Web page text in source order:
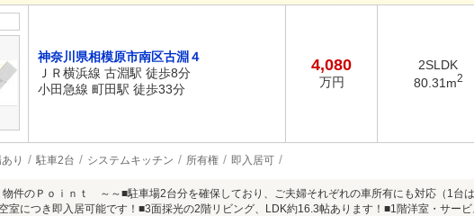
神奈川県相模原市南区古淵４
ＪＲ横浜線 古淵駅 徒歩8分
小田急線 町田駅 徒歩33分
4,080
万円
2SLDK
80.31m2
り 駐車2台 システムキッチン 所有権 即入居可
件のＰｏｉｎｔ ～～■駐車場2台分を確保しており、ご夫婦それぞれの車所有にも対応（1台
室につき即入居可能です！■3面採光の2階リビング、LDK約16.3帖あります！■1階洋室・サー